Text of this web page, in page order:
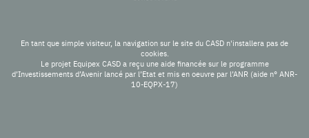
En tant que simple visiteur, la navigation sur le site du CASD n'installera pas de
cookies.
Le projet Equipex CASD a reçu une aide financée sur le programme
d’Investissements d’Avenir lancé par l’Etat et mis en oeuvre par l’ANR (aide n° ANR-
10-EQPX-17)